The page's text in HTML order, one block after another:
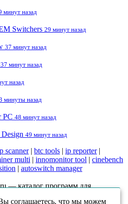
минут назад
Switchers 29 минут назад
37 минут назад
37 минут назад
назад
минуты назад
PC 48 минут назад
49 минут назад
scanner| btc tools | ip reporter|
multi | innomonitor tool | cinebench
| autoswitch manager
— каталог программ для
соглашаетесь, что мы можем